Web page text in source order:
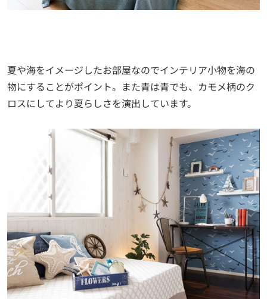
夏や海をイメージしたお部屋なのでインテリア小物を海の
物にすることがポイント。また青は青でも、カモメ柄のク
ロスにしてより夏らしさを演出しています。